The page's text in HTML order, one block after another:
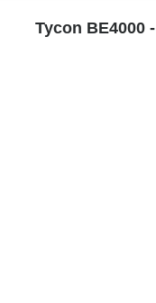
معلومات إضافية — مفاعل كيميائي Tycon BE4000 -